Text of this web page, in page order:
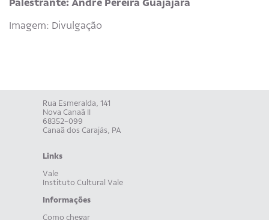
Palestrante: André Pereira Guajajara
Imagem: Divulgação
Rua Esmeralda, 141
Nova Canaã II
68352-099
Canaã dos Carajás, PA
Links
Vale
Instituto Cultural Vale
Informações
Como chegar